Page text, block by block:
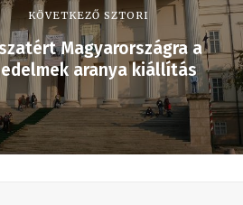
KÖVETKEZŐ SZTORI
Magyarországra a
aranya kiállítás